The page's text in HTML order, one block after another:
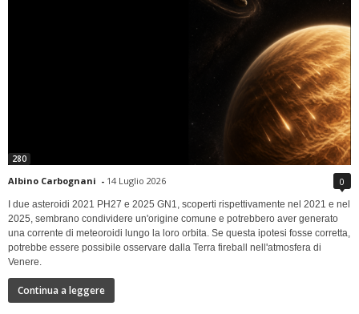
280
Albino Carbognani - 14 Luglio 2026 0
I due asteroidi 2021 PH27 e 2025 GN1, scoperti rispettivamente nel 2021 e nel
2025, sembrano condividere un'origine comune e potrebbero aver generato
una corrente di meteoroidi lungo la loro orbita. Se questa ipotesi fosse corretta,
potrebbe essere possibile osservare dalla Terra fireball nell'atmosfera di
Venere.
Continua a leggere